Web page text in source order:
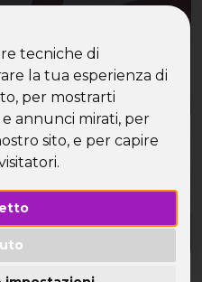
tecniche di
la tua esperienza di
per mostrarti
annunci mirati, per
sito, e per capire
Speed
e
single
con Speed Vacanze!